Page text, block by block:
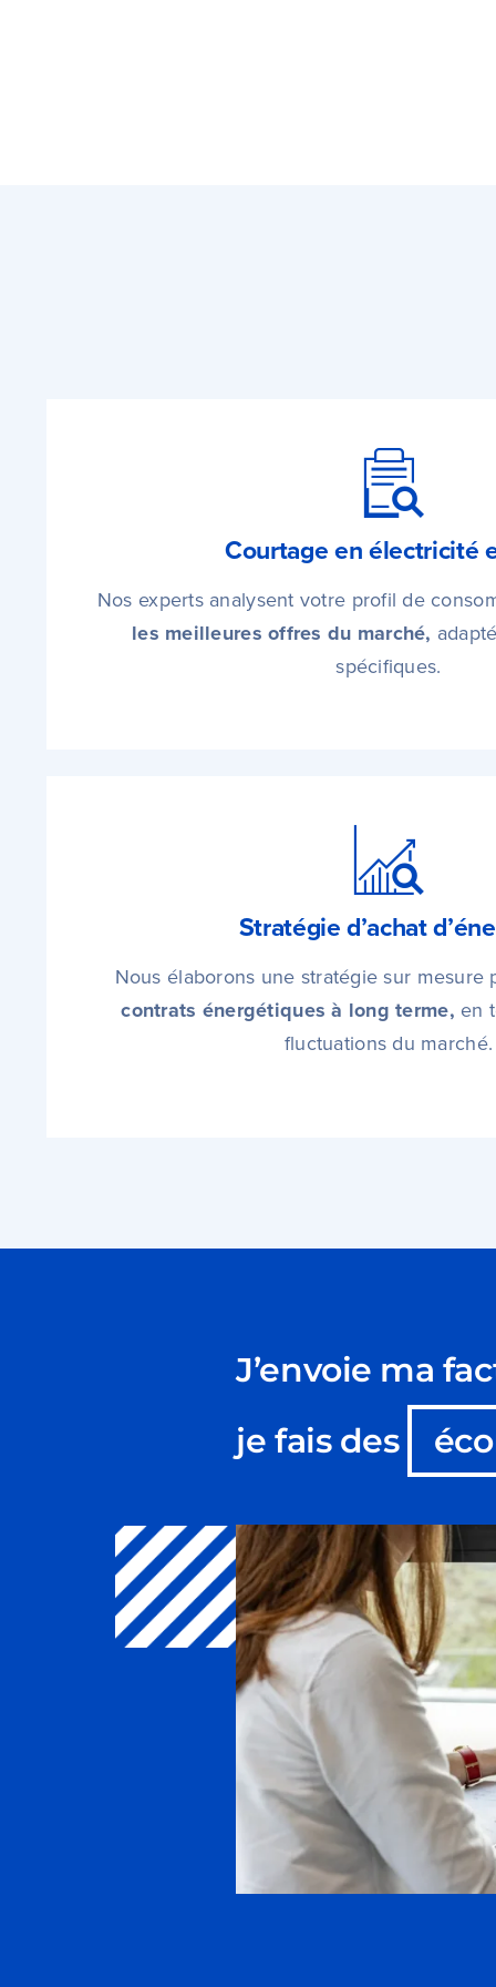
Courtage en électricité
Nos experts analysent votre profil de
les meilleures offres du marché,
spécifiques.
Stratégie d’achat
Nous élaborons une stratégie sur mesure
contrats énergétiques à long terme, en
fluctuations du marché.
J’envoie ma
je fais des